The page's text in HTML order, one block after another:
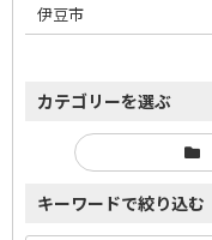
伊豆市
カテゴリーを選ぶ
キーワードで絞り込む